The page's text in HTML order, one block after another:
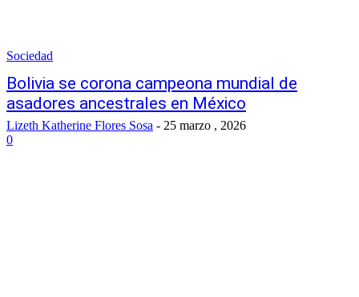
Sociedad
Bolivia se corona campeona mundial de
asadores ancestrales en México
Lizeth Katherine Flores Sosa - 25 marzo , 2026
0